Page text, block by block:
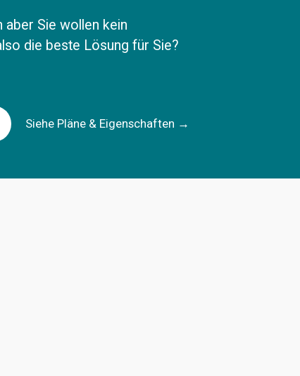
aber Sie wollen kein
die beste Lösung für Sie?
Siehe Pläne & Eigenschaften →